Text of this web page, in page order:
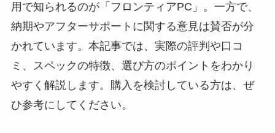
用で知られるのが「フロンティアPC」。一方で、
納期やアフターサポートに関する意見は賛否が分
かれています。本記事では、実際の評判や口コ
ミ、スペックの特徴、選び方のポイントをわかり
やすく解説します。購入を検討している方は、ぜ
ひ参考にしてください。